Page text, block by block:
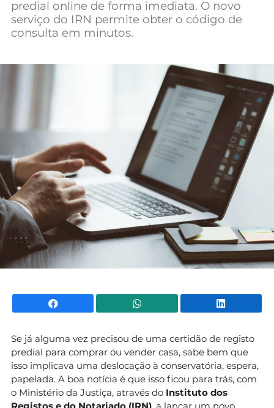
Mundial 2026
predial online de forma imediata. O novo
serviço do IRN permite obter o código de
consulta em minutos.
Facebook WhatsApp
Se já alguma vez precisou de uma certidão de registo
predial para comprar ou vender casa, sabe bem que
isso implicava uma deslocação à conservatória, espera,
papelada. A boa notícia é que isso ficou para trás, com
o Ministério da Justiça, através do Instituto dos
Registos e do Notariado (IRN), a lançar um novo